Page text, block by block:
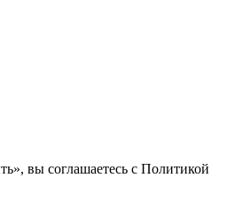
вы соглашаетесь с Политикой